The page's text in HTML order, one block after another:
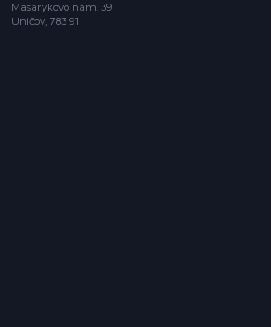
Masarykovo nám. 39
Uničov, 783 91